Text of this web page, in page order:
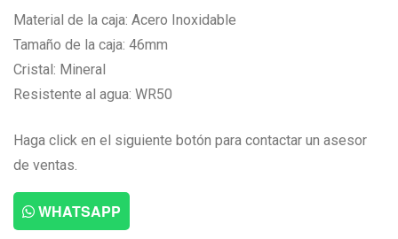
Material de la caja: Acero Inoxidable
Tamaño de la caja: 46mm
Cristal: Mineral
Resistente al agua: WR50
Haga click en el siguiente botón para contactar un asesor
de ventas.
WHATSAPP